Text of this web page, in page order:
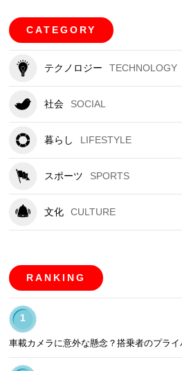
CATEGORY
テクノロジー TECHNOLOGY
社会 SOCIAL
暮らし LIFESTYLE
スポーツ SPORTS
文化 CULTURE
RANKING
1
車載カメラに意外な懸念？搭乗者のプライ